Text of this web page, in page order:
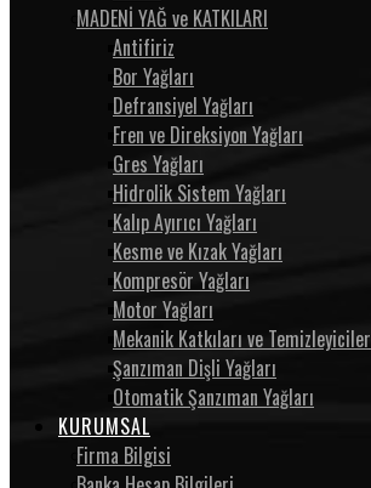
MADENİ YAĞ ve KATKILARI
Antifiriz
Bor Yağları
Defransiyel Yağları
Fren ve Direksiyon Yağları
Gres Yağları
Hidrolik Sistem Yağları
Kalıp Ayırıcı Yağları
Kesme ve Kızak Yağları
Kompresör Yağları
Motor Yağları
Mekanik Katkıları ve Temizleyiciler
Şanzıman Dişli Yağları
Otomatik Şanzıman Yağları
KURUMSAL
Firma Bilgisi